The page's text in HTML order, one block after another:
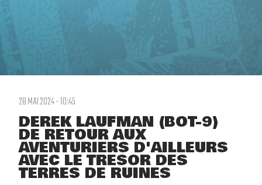
28 MAI 2024 - 10:45
DEREK LAUFMAN (BOT-9)
DE RETOUR AUX
AVENTURIERS D'AILLEURS
AVEC LE TRÉSOR DES
TERRES DE RUINES